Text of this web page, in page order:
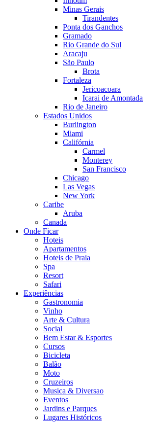
Minas Gerais
Tirandentes
Ponta dos Ganchos
Gramado
Rio Grande do Sul
Aracaju
São Paulo
Brota
Fortaleza
Jericoacoara
Icarai de Amontada
Rio de Janeiro
Estados Unidos
Burlington
Miami
Califórnia
Carmel
Monterey
San Francisco
Chicago
Las Vegas
New York
Caribe
Aruba
Canada
Onde Ficar
Hoteis
Apartamentos
Hoteis de Praia
Spa
Resort
Safari
Experiências
Gastronomia
Vinho
Arte & Cultura
Social
Bem Estar & Esportes
Cursos
Bicicleta
Balão
Moto
Cruzeiros
Musica & Diversao
Eventos
Jardins e Parques
Lugares Históricos